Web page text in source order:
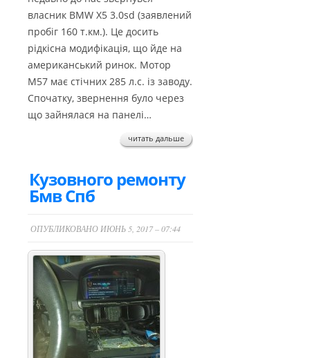
власник BMW X5 3.0sd (заявлений
пробіг 160 т.км.). Це досить
рідкісна модифікація, що йде на
американський ринок. Мотор
М57 має стічних 285 л.с. із заводу.
Спочатку, звернення було через
що зайнялася на панелі…
читать дальше
Кузовного ремонту
Бмв Спб
ОПУБЛИКОВАНО ИЮНЬ 5, 2017 – 07:44